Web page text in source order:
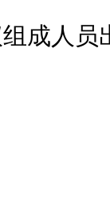
成人